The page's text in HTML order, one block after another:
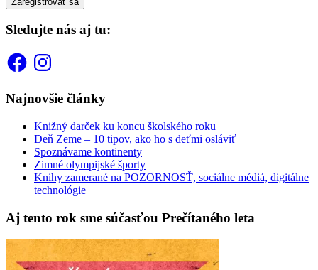
Sledujte nás aj tu:
FacebookInstagram
Najnovšie články
Knižný darček ku koncu školského roku
Deň Zeme – 10 tipov, ako ho s deťmi osláviť
Spoznávame kontinenty
Zimné olympijské športy
Knihy zamerané na POZORNOSŤ, sociálne médiá, digitálne
technológie
Aj tento rok sme súčasťou Prečítaného leta